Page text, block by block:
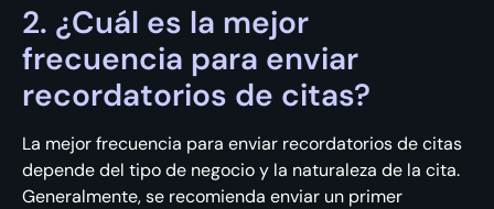
2. ¿Cuál es la mejor
frecuencia para enviar
recordatorios de citas?
La mejor frecuencia para enviar recordatorios de citas
depende del tipo de negocio y la naturaleza de la cita.
Generalmente, se recomienda enviar un primer